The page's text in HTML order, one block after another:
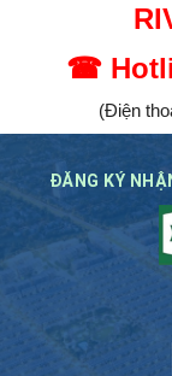
☎
(Điện
ĐĂNG KÝ